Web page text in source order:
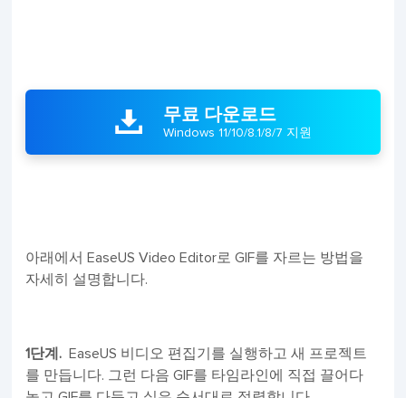
 무료 다운로드
Windows 11/10/8.1/8/7 지원
아래에서 EaseUS Video Editor로 GIF를 자르는 방법을
자세히 설명합니다.
1단계.
EaseUS 비디오 편집기를 실행하고 새 프로젝트
를 만듭니다. 그런 다음 GIF를 타임라인에 직접 끌어다